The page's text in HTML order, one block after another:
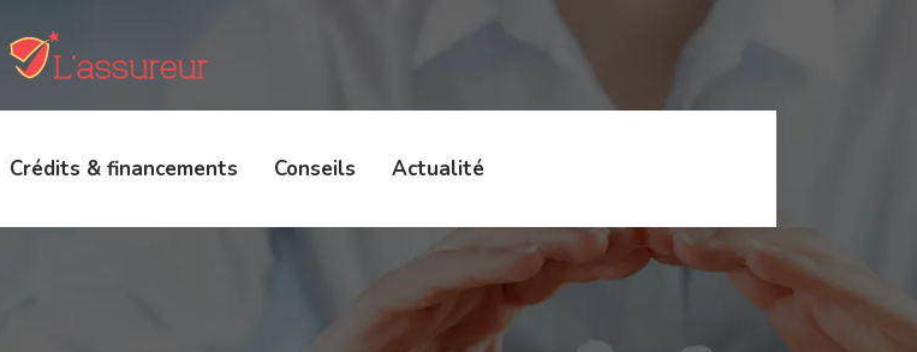
Crédits & financements Conseils Actualité